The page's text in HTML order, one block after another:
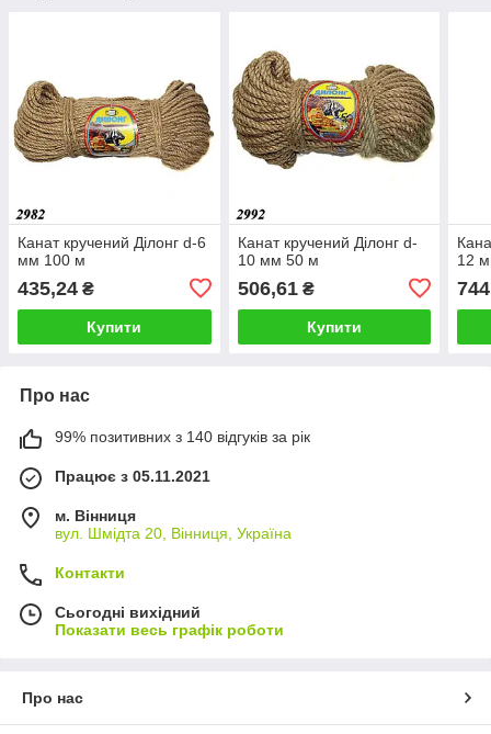
Канат кручений Ділонг d-6
мм 100 м
435,24 ₴
Купити
Канат кручений Ділонг d-
10 мм 50 м
506,61₴
Купити
12
Про нас
99% позитивних з 140 відгуків за рік
Працює з 05.11.2021
м. Вінниця
вул. Шмідта 20, Вінниця, Україна
Контакти
Сьогодні вихідний
Показати весь графік роботи
Про нас